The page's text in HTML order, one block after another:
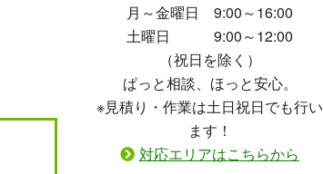
月～金曜日 9:00～16:00
土曜日 9:00～12:00
（祝日を除く）
ぱっと相談、ほっと安心。
※見積り・作業は土日祝日でも行い
ます！
対応エリアはこちらから